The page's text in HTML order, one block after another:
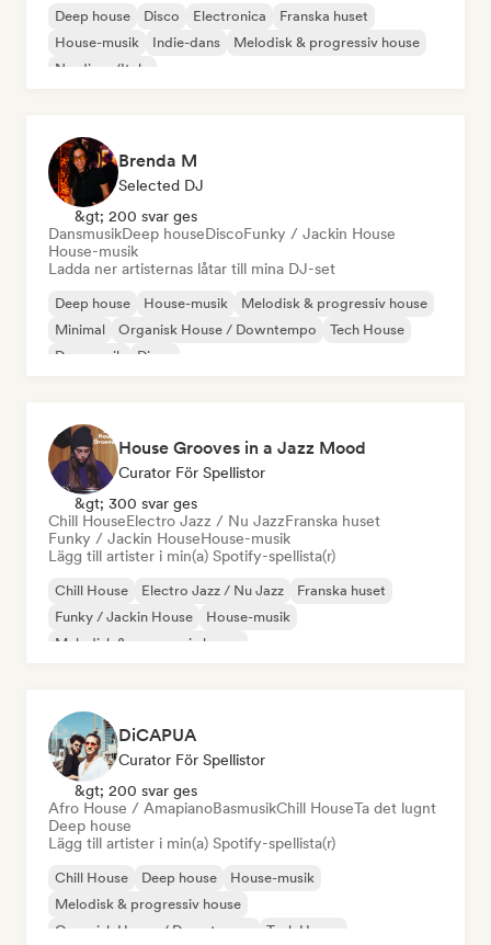
Deep house Disco Electronica
Franska huset
House-musik
Indie-dans
Melodisk & progressiv house
Nu-disco/Italo
Brenda M
Selected DJ
&gt; 200 svar ges
DansmusikDeep houseDiscoFunky / Jackin House
House-musik
Ladda ner artisternas låtar till mina DJ-set
Deep house House-musik
Melodisk & progressiv house
Minimal
Organisk House / Downtempo
Tech House
Dansmusik
Disco
House Grooves in a Jazz Mood
Curator För Spellistor
&gt; 300 svar ges
Chill HouseElectro Jazz / Nu JazzFranska huset
Funky / Jackin HouseHouse-musik
Lägg till artister i min(a) Spotify-spellista(r)
Chill House Electro Jazz / Nu Jazz
Franska huset
Funky / Jackin House
House-musik
Melodisk & progressiv house
DiCAPUA
Curator För Spellistor
&gt; 200 svar ges
Afro House / AmapianoBasmusikChill HouseTa det lugnt
Deep house
Lägg till artister i min(a) Spotify-spellista(r)
Chill House Deep house
House-musik
Melodisk & progressiv house
Organisk House / Downtempo
Tech House